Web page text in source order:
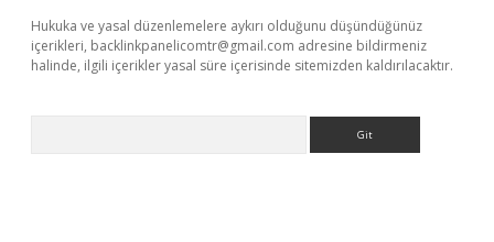
Hukuka ve yasal düzenlemelere aykırı olduğunu düşündüğünüz
içerikleri, backlinkpanelicomtr@gmail.com adresine bildirmeniz
halinde, ilgili içerikler yasal süre içerisinde sitemizden kaldırılacaktır.